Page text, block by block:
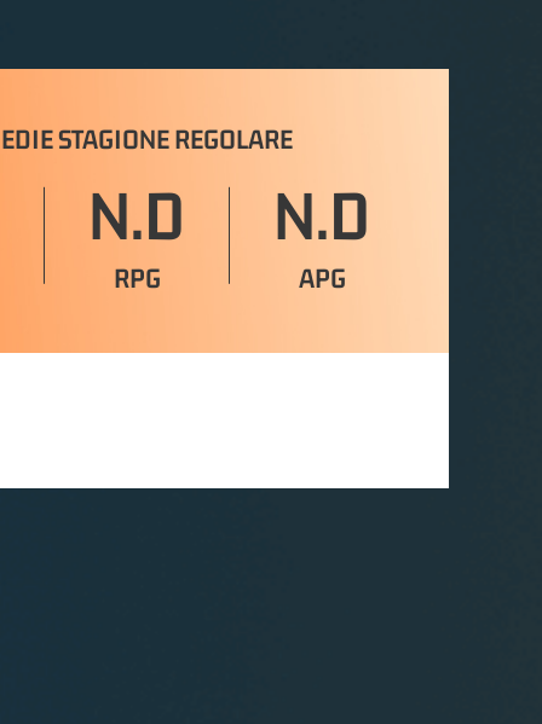
STAGIONE REGOLARE
N.D
RPG
N.D
APG